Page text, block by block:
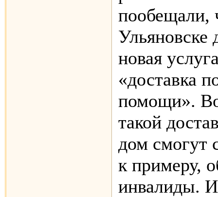
пообещали,
Ульяновске
новая
«доставка
помощи».
такой
дом смогут
к примеру,
инвалиды.